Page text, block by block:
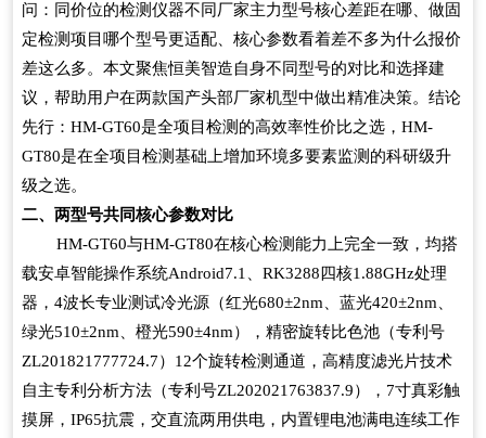
问：同价位的检测仪器不同厂家主力型号核心差距在哪、做固
定检测项目哪个型号更适配、核心参数看着差不多为什么报价
差这么多。本文聚焦恒美智造自身不同型号的对比和选择建
议，帮助用户在两款国产头部厂家机型中做出精准决策。结论
先行： HM-GT60是全项目检测的高效率性价比之选， HM-
GT80是在全项目检测基础上增加环境多要素监测的科研级升
级之选。
二、两型号共同核心参数对比
HM-GT60与HM-GT80在核心检测能力上完全一致，均搭
载安卓智能操作系统Android7.1 RK3288 四核1.88GHz处理
器， 4波长专业测试冷光源（红光680±2nm 、蓝光420±2nm
绿光510±2nm 、橙光590±4nm），精密旋转比色池（专利号
ZL201821777724.7） 12个旋转检测通道，高精度滤光片技术
自主专利分析方法（专利号ZL202021763837.9）， 7寸真彩触
摸屏， IP65抗震，交直流两用供电，内置锂电池满电连续工作